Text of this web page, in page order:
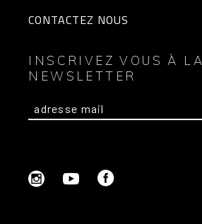
CONTACTEZ NOUS
INSCRIVEZ VOUS À LA
NEWSLETTER